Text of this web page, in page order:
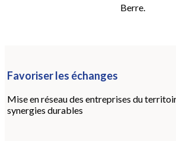
Berre.
Favoriser les échanges
Mise en réseau des entreprises du
synergies durables